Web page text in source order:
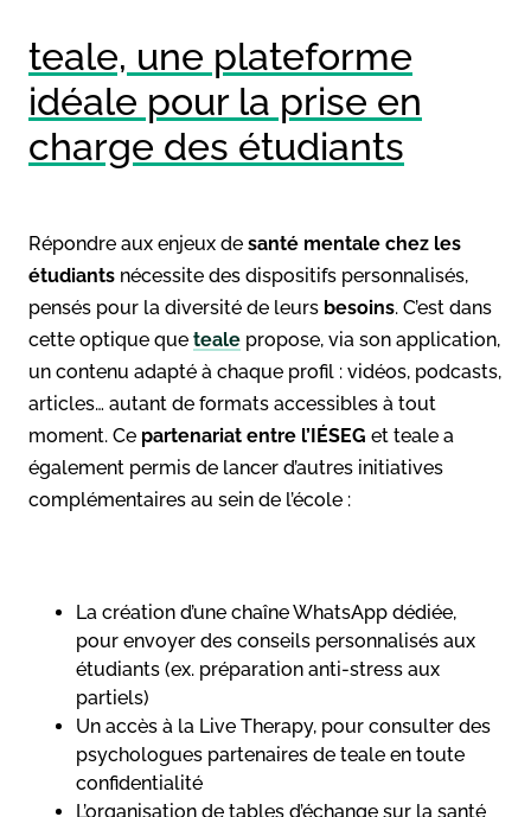
teale, une plateforme
idéale pour la prise en
charge des étudiants
Répondre aux enjeux de santé mentale chez les
étudiants nécessite des dispositifs personnalisés,
pensés pour la diversité de leurs besoins. C’est dans
cette optique que teale propose, via son application,
un contenu adapté à chaque profil : vidéos, podcasts,
articles… autant de formats accessibles à tout
moment. Ce partenariat entre l’IÉSEG et teale a
également permis de lancer d’autres initiatives
complémentaires au sein de l’école :
La création d’une chaîne WhatsApp dédiée,
pour envoyer des conseils personnalisés aux
étudiants (ex. préparation anti-stress aux
partiels)
Un accès à la Live Therapy, pour consulter des
psychologues partenaires de teale en toute
confidentialité
L’organisation de tables d’échange sur la santé